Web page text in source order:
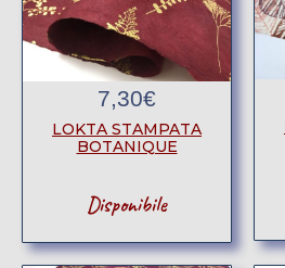
7,30€
LOKTA STAMPATA
BOTANIQUE
Disponibile